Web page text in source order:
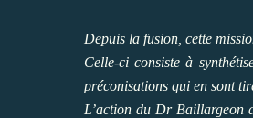
Depuis la fusion, cette
Celle-ci consiste à
préconisations qui en sont
L’action du Dr Baillargeon